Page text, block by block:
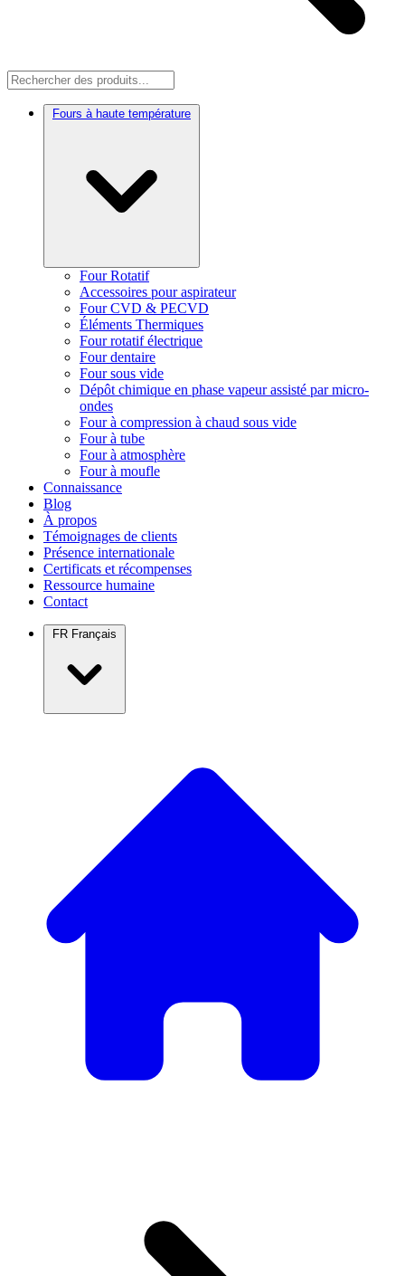
Fours à haute température
Four Rotatif
Accessoires pour aspirateur
Four CVD & PECVD
Éléments Thermiques
Four rotatif électrique
Four dentaire
Four sous vide
Dépôt chimique en phase vapeur assisté par micro-
ondes
Four à compression à chaud sous vide
Four à tube
Four à atmosphère
Four à moufle
Connaissance
Blog
À propos
Témoignages de clients
Présence internationale
Certificats et récompenses
Ressource humaine
Contact
FR Français